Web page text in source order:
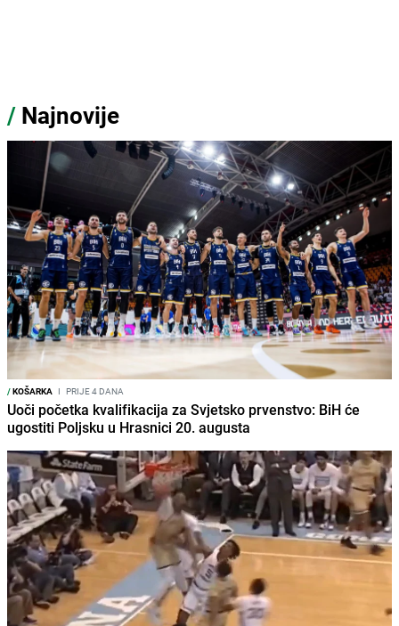
/ Najnovije
/KOŠARKA I PRIJE 4 DANA
Uoči početka kvalifikacija za Svjetsko prvenstvo: BiH će
ugostiti Poljsku u Hrasnici 20. augusta